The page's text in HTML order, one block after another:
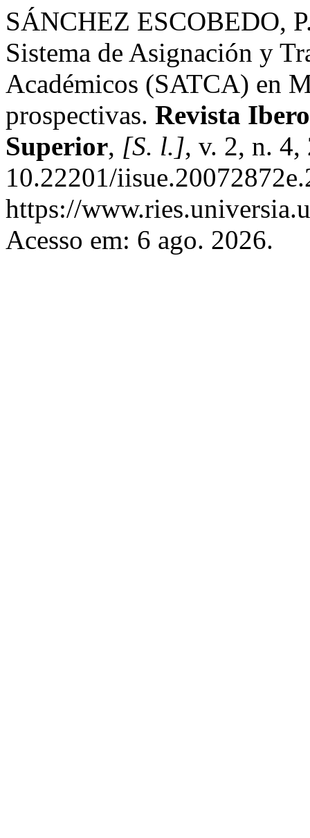
SÁNCHEZ ESCOBEDO,
Sistema de Asignación y
Académicos (SATCA) en
prospectivas. Revista
Superior, [S. l.], v. 2, n.
10.22201/
https://
Acesso em: 6 ago. 2026.